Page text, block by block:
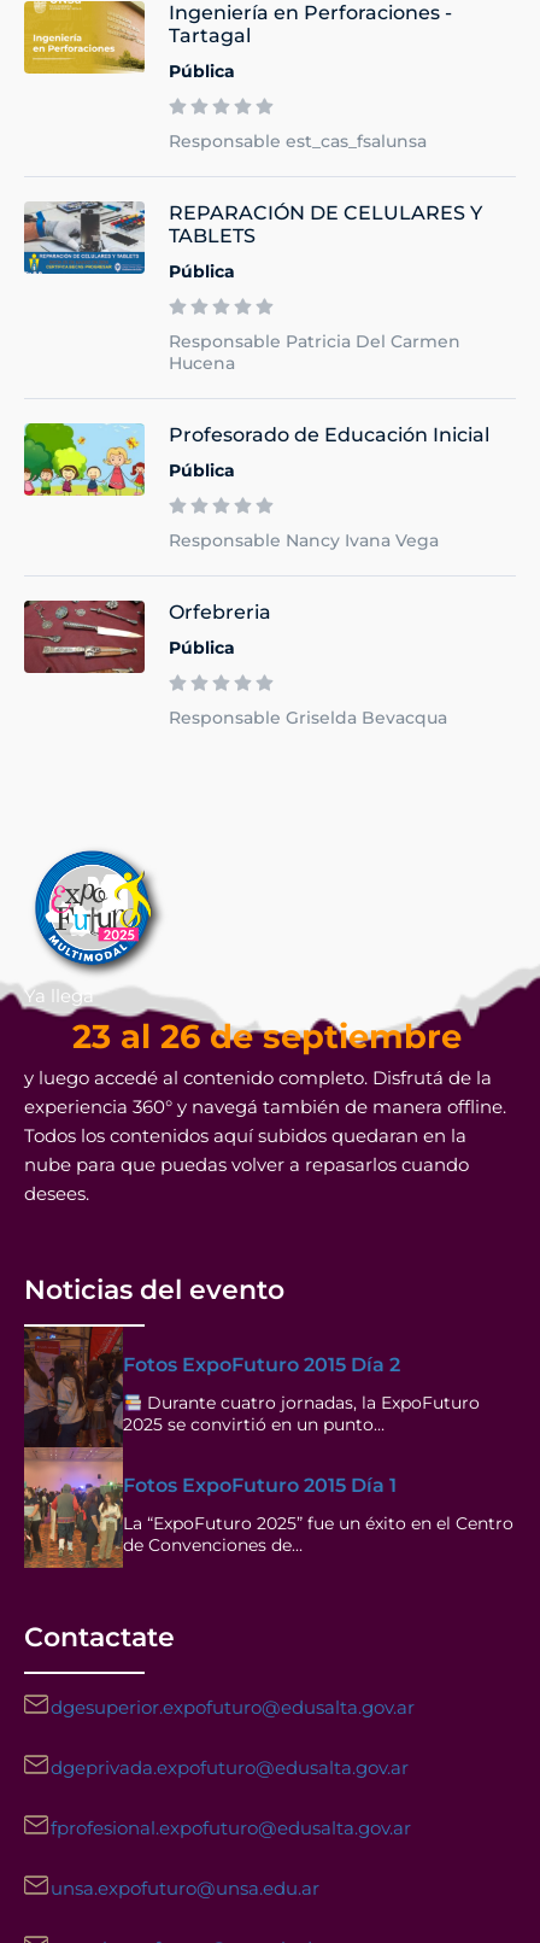
Ingeniería en Perforaciones -
Tartagal
Pública
Responsable est_cas_fsalunsa
REPARACIÓN DE CELULARES Y
TABLETS
Pública
Responsable Patricia Del Carmen
Hucena
Profesorado de Educación Inicial
Pública
Responsable Nancy Ivana Vega
Orfebreria
Pública
Responsable Griselda Bevacqua
Ya llega
23 al 26 de septiembre
y luego accedé al contenido completo. Disfrutá de la
experiencia 360° y navegá también de manera offline.
Todos los contenidos aquí subidos quedaran en la
nube para que puedas volver a repasarlos cuando
desees.
Noticias del evento
Fotos ExpoFuturo 2015 Día 2
Durante cuatro jornadas, la ExpoFuturo
2025 se convirtió en un punto…
Fotos ExpoFuturo 2015 Día 1
La “ExpoFuturo 2025” fue un éxito en el Centro
de Convenciones de…
Contactate
dgesuperior.expofuturo@edusalta.gov.ar
dgeprivada.expofuturo@edusalta.gov.ar
fprofesional.expofuturo@edusalta.gov.ar
unsa.expofuturo@unsa.edu.ar